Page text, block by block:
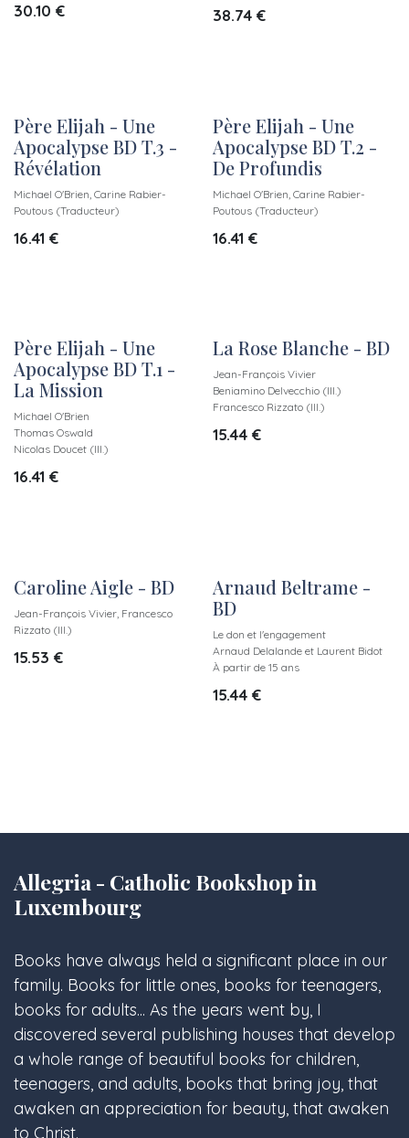
30.10 € 38.74€
Père Elijah - Une
Apocalypse BD T.3 -
Révélation
Michael O'Brien, Carine Rabier-
Poutous (Traducteur)
16.41 €
Père Elijah - Une
Apocalypse BD T.2 -
De Profundis
Michael O'Brien, Carine Rabier-
Poutous (Traducteur)
16.41 €
Père Elijah - Une
Apocalypse BD T.1 -
La Mission
Michael O'Brien
Thomas Oswald
Nicolas Doucet (Ill.)
16.41 €
La Rose Blanche - BD
Jean-François Vivier
Beniamino Delvecchio (Ill.)
Francesco Rizzato (Ill.)
15.44€
Caroline Aigle - BD
Jean-François Vivier, Francesco
Rizzato (Ill.)
15.53 €
Arnaud Beltrame -
BD
Le don et l'engagement
Arnaud Delalande et Laurent Bidot
À partir de 15 ans
15.44€
Allegria - Catholic Bookshop in
Luxembourg
Books have always held a significant place in our
family. Books for little ones, books for teenagers,
books for adults... As the years went by, I
discovered several publishing houses that develop
a whole range of beautiful books for children,
teenagers, and adults, books that bring joy, that
awaken an appreciation for beauty, that awaken
to Christ.